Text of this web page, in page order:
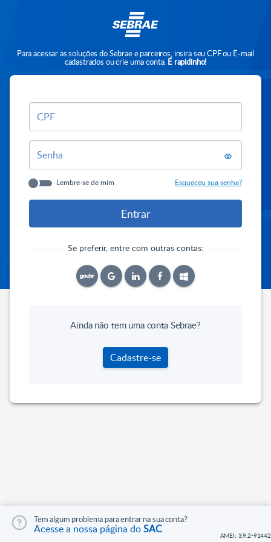
Para acessar as soluções do Sebrae e parceiros, insira seu CPF ou E-mail
cadastrados ou crie uma conta. É rapidinho!
CPF
Senha
Lembre-se de mim Esqueceu sua senha?
Se preferir, entre com outras contas:
Tem algum problema para entrar na sua conta?
Acesse a nossa página doSAC
Ainda não tem uma conta Sebrae?
Cadastre-se
AMEI: 3.9.2-91442